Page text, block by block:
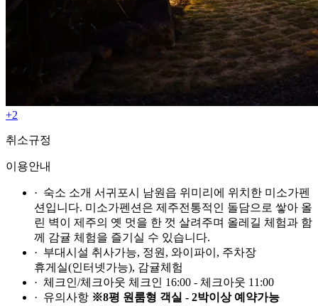
+2
취소규정
이용안내
· 숙소 소개 서귀포시 남원읍 위미리에 위치한 미소가펜
션입니다. 미소가펜션은 제주전통적인 돌담으로 쌓아 올
린 벽이 제주의 옛 멋을 한 껏 살려주며 올레길 체험과 함
께 감귤 체험을 즐기실 수 있습니다.
· 부대시설 취사가능, 정원, 와이파이, 주차장
휴게실(인터넷가능), 감귤체험
· 체크인/체크아웃 체크인 16:00 - 체크아웃 11:00
· 유의사항 ※8평 원룸형 객실 - 2박이상 예약가능